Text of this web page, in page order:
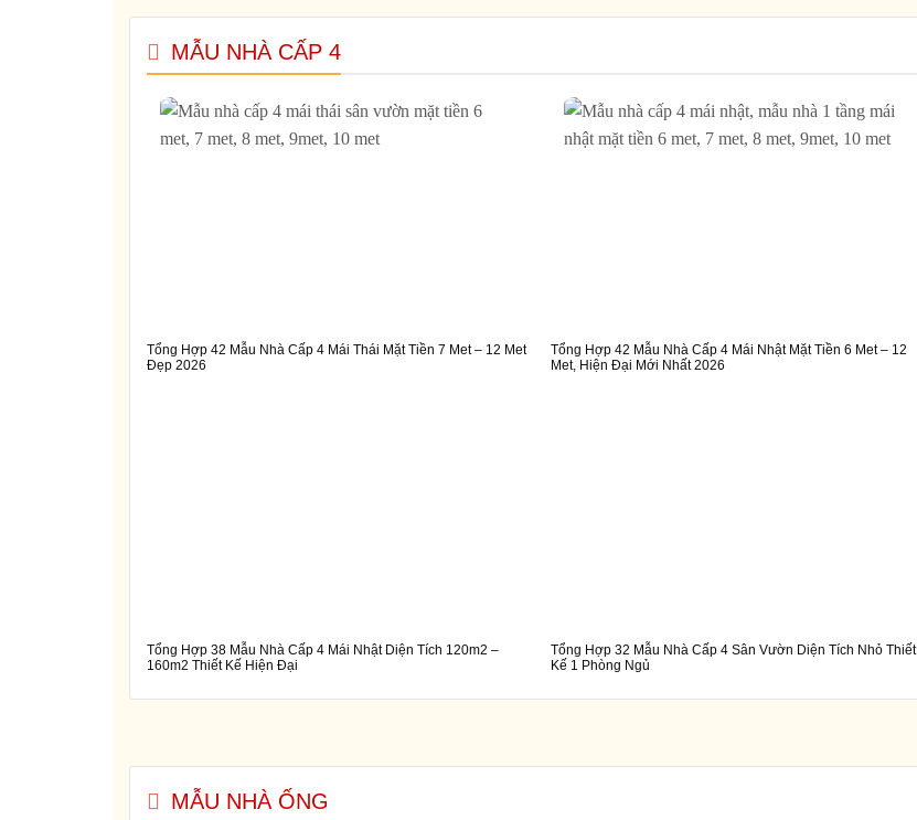
MẪU NHÀ CẤP 4
Tổng Hợp 42 Mẫu Nhà Cấp 4 Mái Thái Mặt Tiền 7 Met – 12 Met
Đẹp 2026
Tổng Hợp 42 Mẫu Nhà Cấp 4 Mái Nhật Mặt Tiền 6 Met – 12
Met, Hiện Đại Mới Nhất 2026
Tổng Hợp 38 Mẫu Nhà Cấp 4 Mái Nhật Diện Tích 120m2 –
160m2 Thiết Kế Hiện Đại
Tổng Hợp 32 Mẫu Nhà Cấp 4 Sân Vườn Diện Tích Nhỏ Thiết
Kế 1 Phòng Ngủ
MẪU NHÀ ỐNG